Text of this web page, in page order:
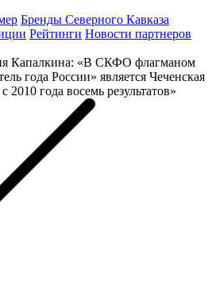
Бренды Северного Кавказа
Рейтинги Новости партнеров